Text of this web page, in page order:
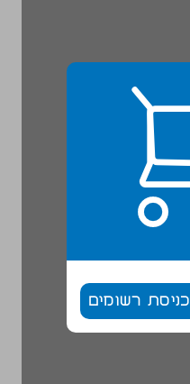
כניסת רשומים